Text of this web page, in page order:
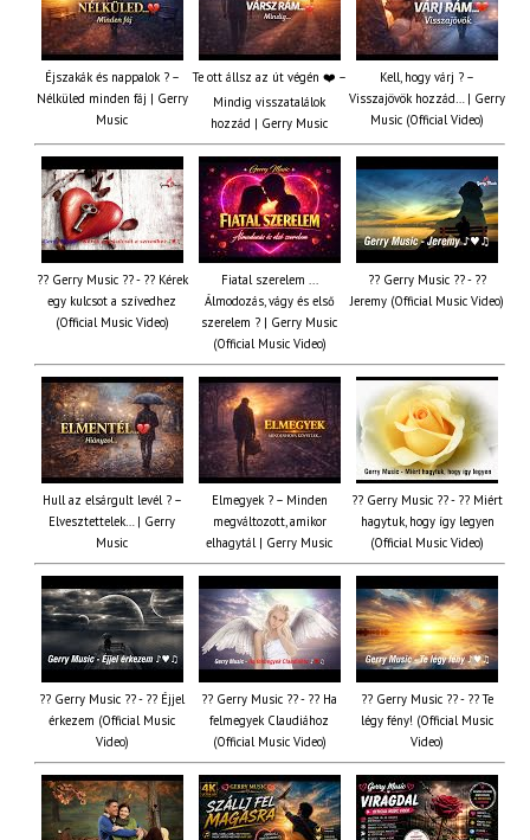
Éjszakák és nappalok ? –
Nélküled minden fáj | Gerry
Music
Te ott állsz az út végén ❤️ –
Mindig visszatalálok
hozzád | Gerry Music
Kell, hogy várj ? –
Visszajövök hozzád… | Gerry
Music (Official Video)
?? Gerry Music ?? - ?? Kérek
egy kulcsot a szívedhez
(Official Music Video)
Fiatal szerelem ...
Álmodozás, vágy és első
szerelem ? | Gerry Music
(Official Music Video)
?? Gerry Music ?? - ??
Jeremy (Official Music Video)
Hull az elsárgult levél ? –
Elvesztettelek… | Gerry
Music
Elmegyek ? – Minden
megváltozott, amikor
elhagytál | Gerry Music
?? Gerry Music ?? - ?? Miért
hagytuk, hogy így legyen
(Official Music Video)
?? Gerry Music ?? - ?? Éjjel
érkezem (Official Music
Video)
?? Gerry Music ?? - ?? Ha
felmegyek Claudiához
(Official Music Video)
?? Gerry Music ?? - ?? Te
légy fény! (Official Music
Video)